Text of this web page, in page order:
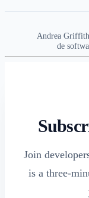
Andrea
de
Join
is a three-